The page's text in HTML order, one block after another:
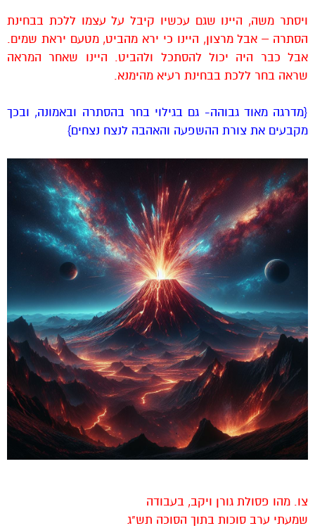
ויסתר משה, היינו שגם עכשיו קיבל על עצמו ללכת בבחינת
הסתרה – אבל מרצון, היינו כי ירא מהביט, מטעם יראת שמים.
אבל כבר היה יכול להסתכל ולהביט. היינו שאחר המראה
שראה בחר ללכת בבחינת רעיא מהימנא.
{מדרגה מאוד גבוהה- גם בגילוי בחר בהסתרה ובאמונה, ובכך
מקבעים את צורת ההשפעה והאהבה לנצח נצחים}
צו. מהו פסולת גורן ויקב, בעבודה
שמעתי ערב סוכות בתוך הסוכה תש"ג